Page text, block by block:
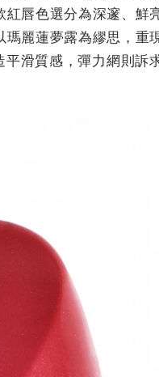
唇色選分為深邃、鮮
麗蓮夢露為繆思，重
滑質感，彈力網則訴